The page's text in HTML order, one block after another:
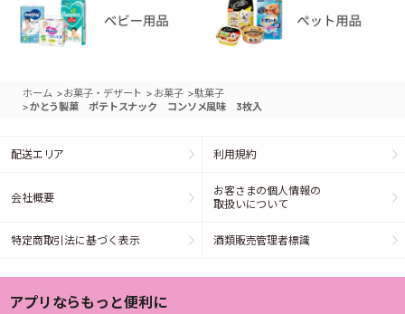
ホーム >お菓子・デザート > お菓子 >駄菓子
>かとう製菓 ポテトスナック コンソメ風味 3枚入
配送エリア 利用規約
会社概要
お客さまの個人情報の
取扱いについて
特定商取引法に基づく表示 酒類販売管理者標識
アプリならもっと便利に